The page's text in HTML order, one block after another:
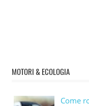
MOTORI & ECOLOGIA
Come